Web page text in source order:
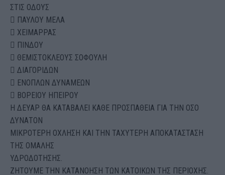
ΣΤΙΣ ΟΔΟΥΣ
 ΠΑΥΛΟΥ ΜΕΛΑ
 ΧΕΙΜΑΡΡΑΣ
 ΠΙΝΔΟΥ
 ΘΕΜΙΣΤΟΚΛΕΟΥΣ ΣΟΦΟΥΛΗ
 ΔΙΑΓΟΡΙΔΩΝ
 ΕΝΟΠΛΩΝ ΔΥΝΑΜΕΩΝ
 ΒΟΡΕΙΟΥ ΗΠΕΙΡΟΥ
Η ΔΕΥΑΡ ΘΑ ΚΑΤΑΒΑΛΕΙ ΚΑΘΕ ΠΡΟΣΠΑΘΕΙΑ ΓΙΑ ΤΗΝ ΟΣΟ
ΔΥΝΑΤΟΝ
ΜΙΚΡΟΤΕΡΗ ΟΧΛΗΣΗ ΚΑΙ ΤΗΝ ΤΑΧΥΤΕΡΗ ΑΠΟΚΑΤΑΣΤΑΣΗ
ΤΗΣ ΟΜΑΛΗΣ
ΥΔΡΟΔΟΤΗΣΗΣ.
ΖΗΤΟΥΜΕ ΤΗΝ ΚΑΤΑΝΟΗΣΗ ΤΩΝ ΚΑΤΟΙΚΩΝ ΤΗΣ ΠΕΡΙΟΧΗΣ.